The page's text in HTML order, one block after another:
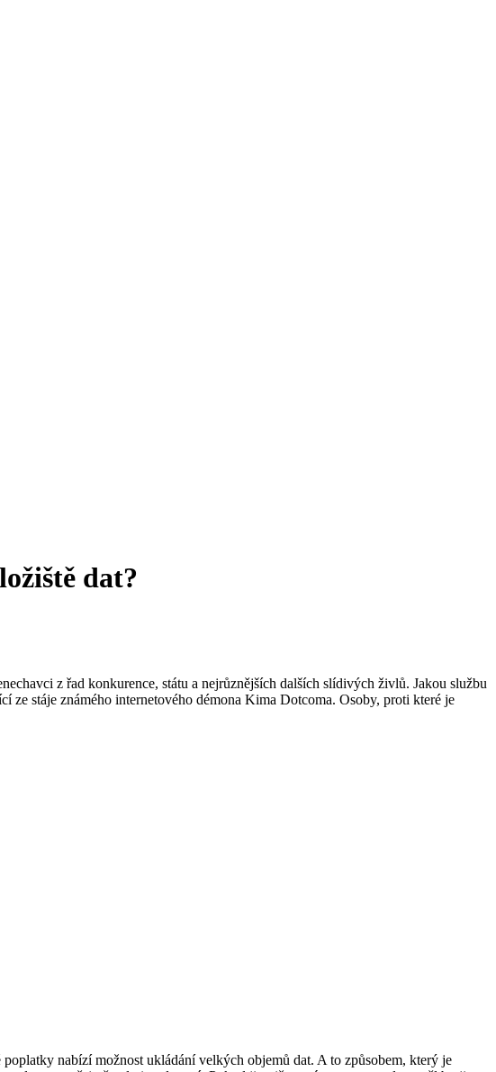
dat?
z řad konkurence, státu a nejrůznějších dalších slídivých živlů. Jakou službu
ze stáje známého internetového démona Kima Dotcoma. Osoby, proti které je
nabízí možnost ukládání velkých objemů dat. A to způsobem, který je